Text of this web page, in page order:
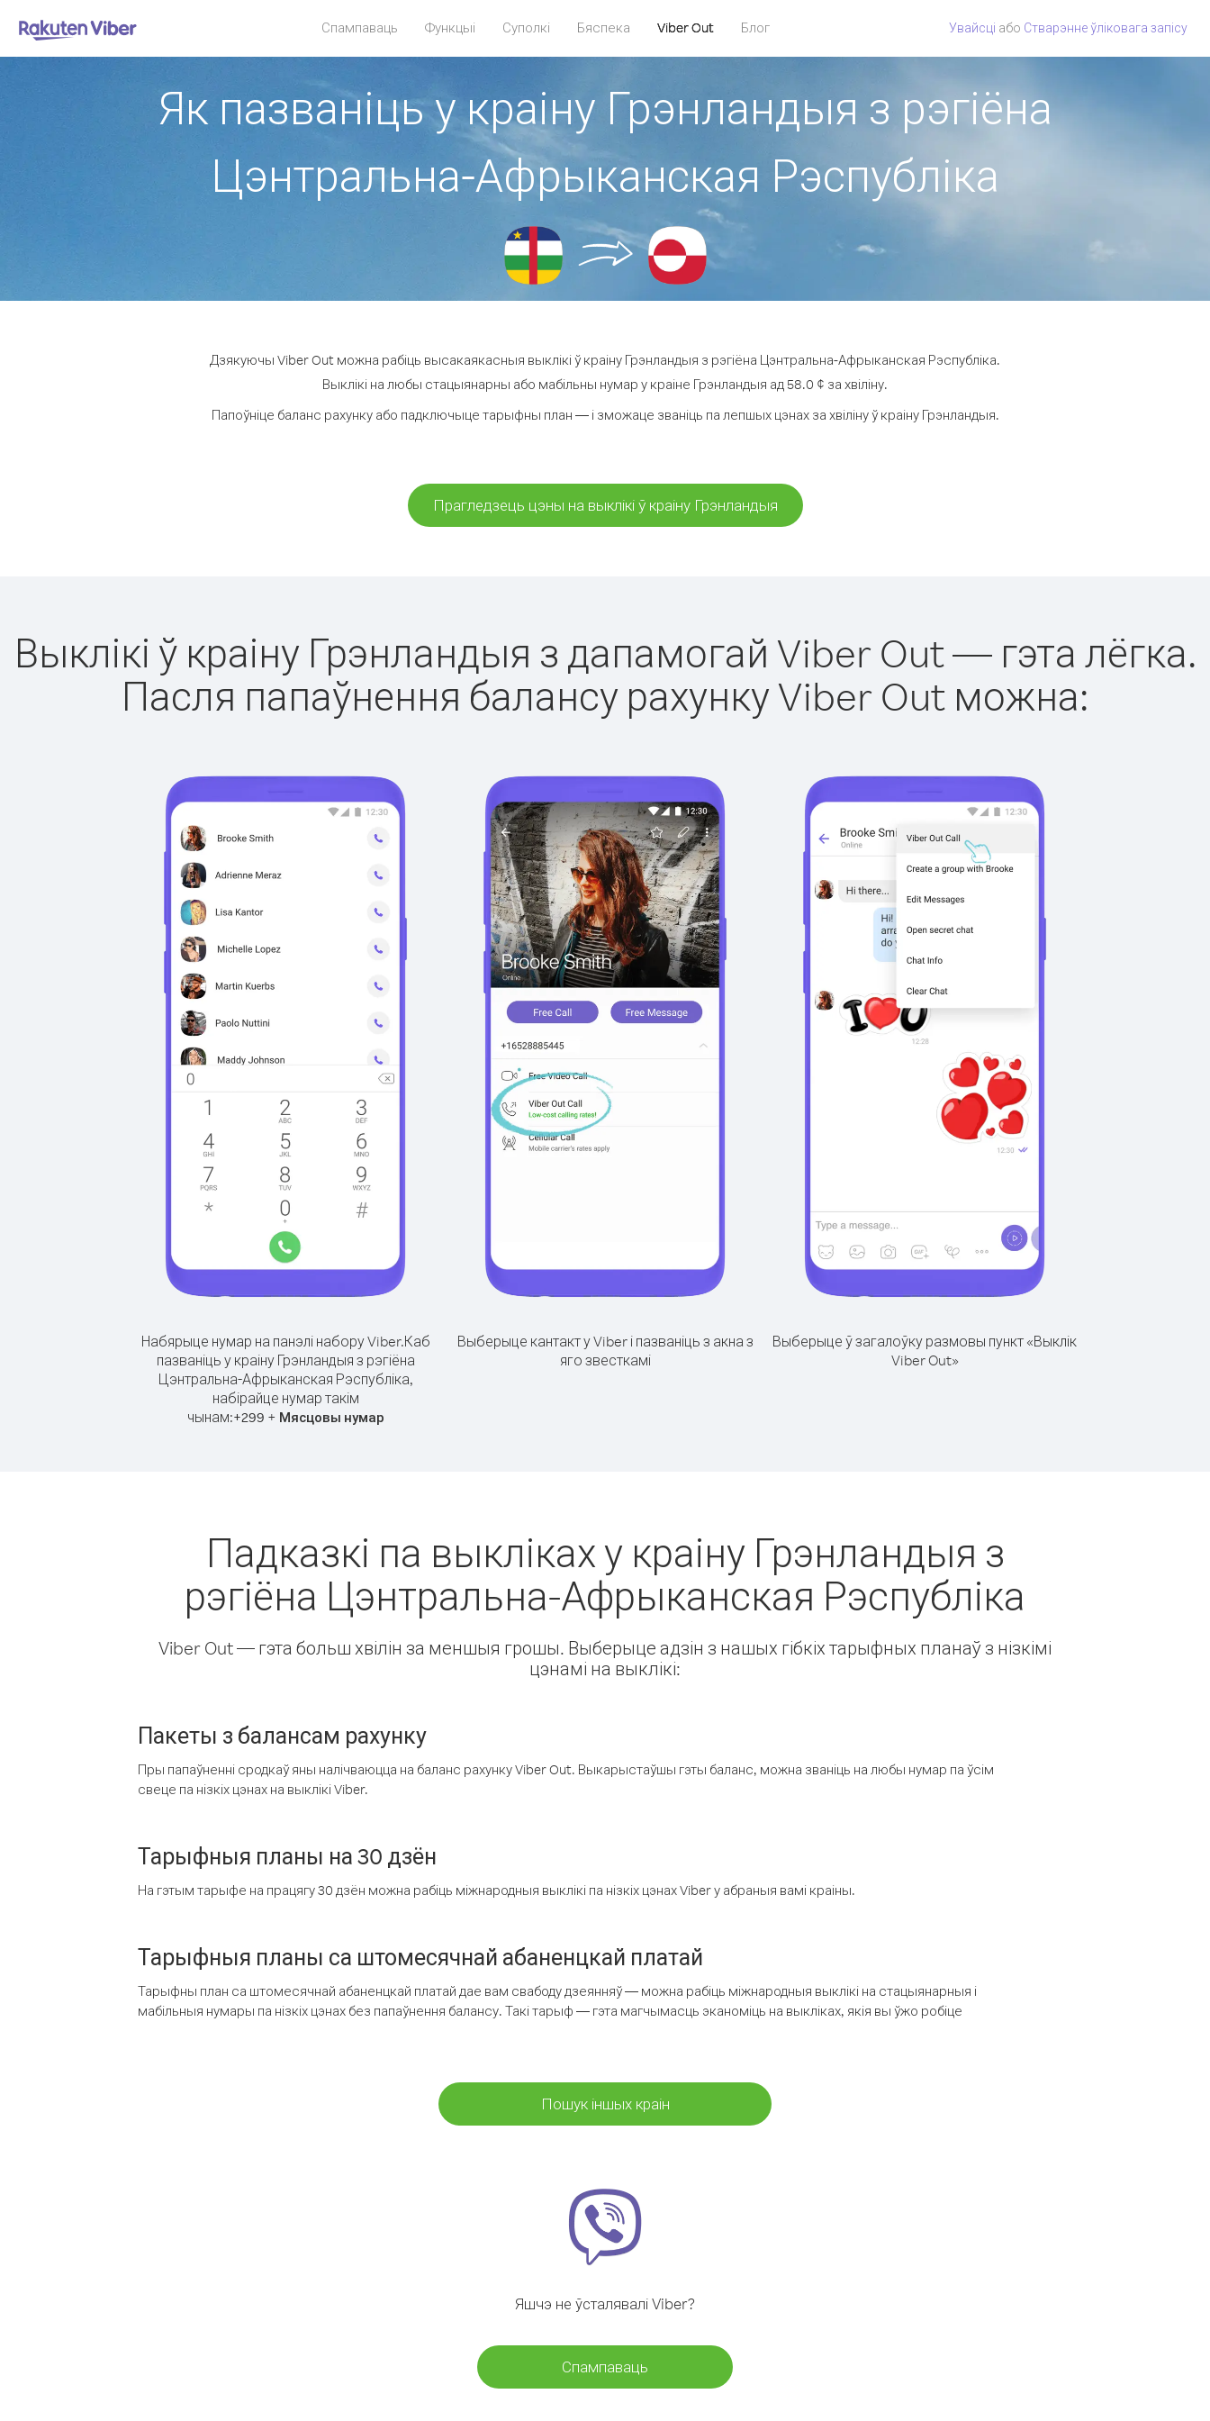
Спампаваць Функцыі Суполкі Бяспека Viber Out Блог Увайсці або Стварэнне ўліковага запісу
Як пазваніць у краіну Грэнландыя з рэгіёна
Цэнтральна-Афрыканская Рэспубліка
Дзякуючы Viber Out можна рабіць высакаякасныя выклікі ў краіну Грэнландыя з рэгіёна Цэнтральна-Афрыканская Рэспубліка.
Выклікі на любы стацыянарны або мабільны нумар у краіне Грэнландыя ад 58.0 ¢ за хвіліну.
Папоўніце баланс рахунку або падключыце тарыфны план — і зможаце званіць па лепшых цэнах за хвіліну ў краіну Грэнландыя.
Прагледзець цэны на выклікі ў краіну Грэнландыя
Выклікі ў краіну Грэнландыя з дапамогай Viber Out — гэта лёгка.
Пасля папаўнення балансу рахунку Viber Out можна:
Набярыце нумар на панэлі набору Viber.Каб
пазваніць у краіну Грэнландыя з рэгіёна
Цэнтральна-Афрыканская Рэспубліка,
набірайце нумар такім
чынам:+299 + Мясцовы нумар
Выберыце кантакт у Viber і пазваніць з акна з
яго звесткамі
Выберыце ў загалоўку размовы пункт «Выклік
Viber Out»
Падказкі па выкліках у краіну Грэнландыя з
рэгіёна Цэнтральна-Афрыканская Рэспубліка
Viber Out — гэта больш хвілін за меншыя грошы. Выберыце адзін з нашых гібкіх тарыфных планаў з нізкімі
цэнамі на выклікі:
Пакеты з балансам рахунку
Пры папаўненні сродкаў яны налічваюцца на баланс рахунку Viber Out. Выкарыстаўшы гэты баланс, можна званіць на любы нумар па ўсім
свеце па нізкіх цэнах на выклікі Viber.
Тарыфныя планы на 30 дзён
На гэтым тарыфе на працягу 30 дзён можна рабіць міжнародныя выклікі па нізкіх цэнах Viber у абраныя вамі краіны.
Тарыфныя планы са штомесячнай абаненцкай платай
Тарыфны план са штомесячнай абаненцкай платай дае вам свабоду дзеянняў — можна рабіць міжнародныя выклікі на стацыянарныя і
мабільныя нумары па нізкіх цэнах без папаўнення балансу. Такі тарыф — гэта магчымасць эканоміць на выкліках, якія вы ўжо робіце
Пошук іншых краін
Яшчэ не ўсталявалі Viber?
Спампаваць